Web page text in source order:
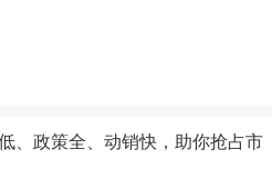
、政策全、动销快，助你抢占市